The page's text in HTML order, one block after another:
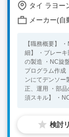
タイ ラヨー
メーカー(
【職務概要】 ・
細】 ・ブレー
の製造 ・NC旋
プログラム作成
ンにてデンソー
正、運用 ・部品
須スキル】 ・
スキル】 ・タ
に工場があり
検討